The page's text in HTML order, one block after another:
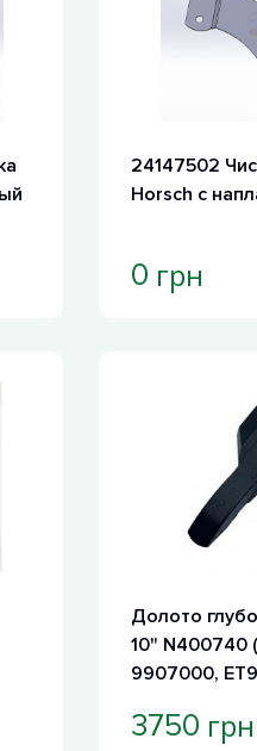
24147502
Horsch с
0 грн
Долото
10" N400740
9907000,
3750 грн